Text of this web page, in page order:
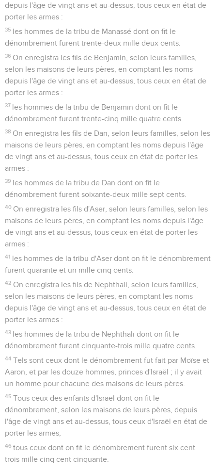
depuis l'âge de vingt ans et au-dessus, tous ceux en état de
porter les armes :
35 les hommes de la tribu de Manassé dont on fit le
dénombrement furent trente-deux mille deux cents.
36 On enregistra les fils de Benjamin, selon leurs familles,
selon les maisons de leurs pères, en comptant les noms
depuis l'âge de vingt ans et au-dessus, tous ceux en état de
porter les armes :
37 les hommes de la tribu de Benjamin dont on fit le
dénombrement furent trente-cinq mille quatre cents.
38 On enregistra les fils de Dan, selon leurs familles, selon les
maisons de leurs pères, en comptant les noms depuis l'âge
de vingt ans et au-dessus, tous ceux en état de porter les
armes :
39 les hommes de la tribu de Dan dont on fit le
dénombrement furent soixante-deux mille sept cents.
40 On enregistra les fils d'Aser, selon leurs familles, selon les
maisons de leurs pères, en comptant les noms depuis l'âge
de vingt ans et au-dessus, tous ceux en état de porter les
armes :
41 les hommes de la tribu d'Aser dont on fit le dénombrement
furent quarante et un mille cinq cents.
42 On enregistra les fils de Nephthali, selon leurs familles,
selon les maisons de leurs pères, en comptant les noms
depuis l'âge de vingt ans et au-dessus, tous ceux en état de
porter les armes :
43 les hommes de la tribu de Nephthali dont on fit le
dénombrement furent cinquante-trois mille quatre cents.
44 Tels sont ceux dont le dénombrement fut fait par Moïse et
Aaron, et par les douze hommes, princes d'Israël ; il y avait
un homme pour chacune des maisons de leurs pères.
45 Tous ceux des enfants d'Israël dont on fit le
dénombrement, selon les maisons de leurs pères, depuis
l'âge de vingt ans et au-dessus, tous ceux d'Israël en état de
porter les armes,
46 tous ceux dont on fit le dénombrement furent six cent
trois mille cinq cent cinquante.